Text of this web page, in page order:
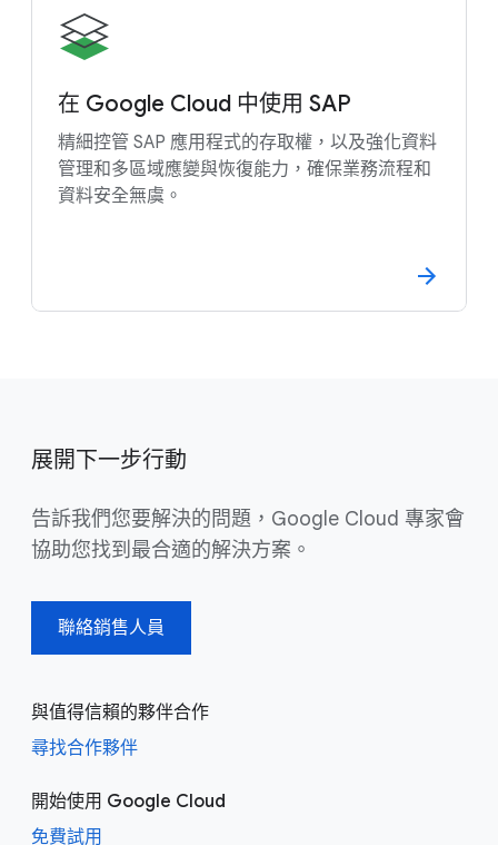
在 Google Cloud 中使用 SAP
精細控管 SAP 應用程式的存取權，以及強化資料
管理和多區域應變與恢復能力，確保業務流程和
資料安全無虞。
展開下一步行動
告訴我們您要解決的問題，Google Cloud 專家會
協助您找到最合適的解決方案。
聯絡銷售人員
與值得信賴的夥伴合作
尋找合作夥伴
開始使用 Google Cloud
免費試用